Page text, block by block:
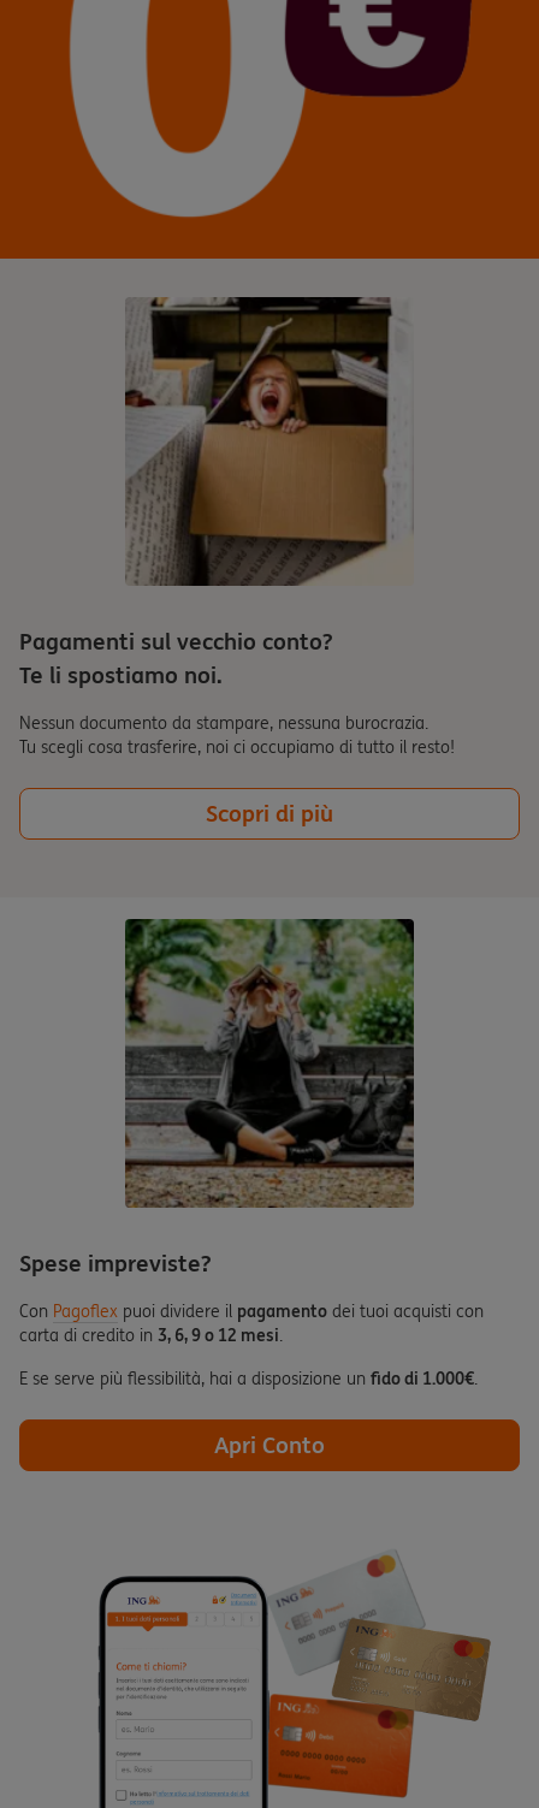
Pagamenti sul vecchio conto?
Te li spostiamo noi.
Nessun documento da stampare, nessuna burocrazia.
Tu scegli cosa trasferire, noi ci occupiamo di tutto il resto!
Scopri di più
Spese impreviste?
Con Pagoflex puoi dividere il pagamento dei tuoi acquisti con
carta di credito in 3, 6, 9 o 12 mesi.
E se serve più flessibilità, hai a disposizione un fido di 1.000€.
Apri Conto